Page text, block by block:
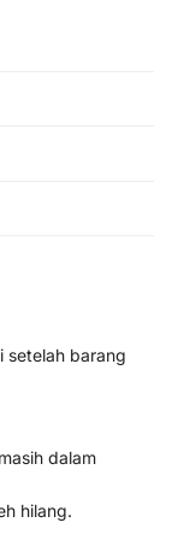
setelah barang
dalam
hilang.